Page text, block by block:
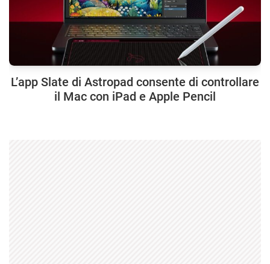
L’app Slate di Astropad consente di controllare
il Mac con iPad e Apple Pencil